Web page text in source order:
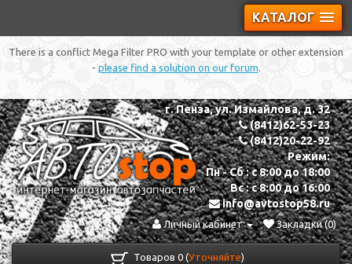
КАТАЛОГ
There is a conflict Mega Filter PRO with your template or other extension
- please find a solution on our forum.
г. Пенза, ул. Измайлова, д. 32
(8412)62-53-23
(8412)20-22-92
Режим:
Пн - Сб : с 8:00 до 18:00
Вс : с 8:00 до 16:00
info@avtostop58.ru
Личный кабинет Закладки (0)
Товаров 0 (Уточняйте)